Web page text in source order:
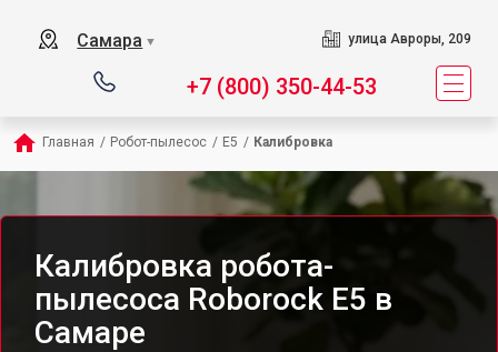
Самара ▼ улица Авроры, 209
+7 (800) 350-44-53
Главная / Робот-пылесос / E5 / Калибровка
Калибровка робота-
пылесоса Roborock E5 в
Самаре